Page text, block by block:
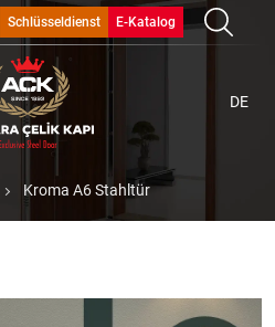
Schlüsseldienst E-Katalog
DE
Kroma A6 Stahltür